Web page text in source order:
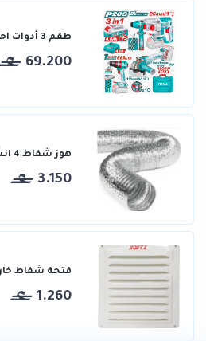
طقم 3 أدوات احترافية من توتال
69.200
هوز شفاط 4 انش
3.150
فتحة شفاط
1.260